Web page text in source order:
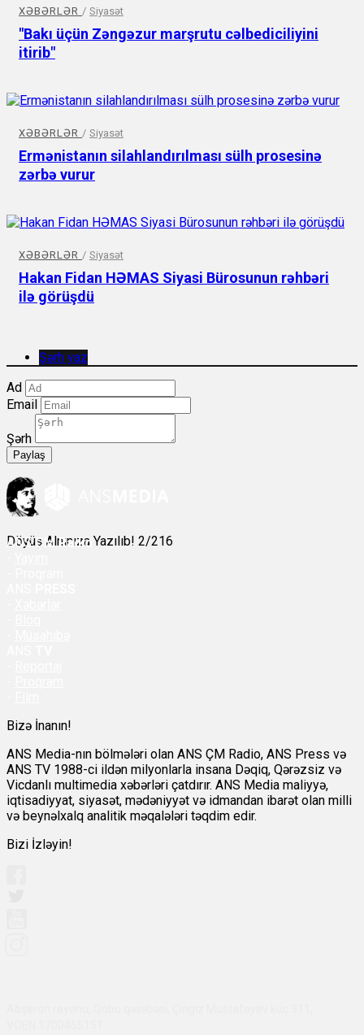
XƏBƏRLƏR / Siyasət
"Bakı üçün Zəngəzur marşrutu cəlbediciliyini
itirib"
XƏBƏRLƏR / Siyasət
Ermənistanın silahlandırılması sülh prosesinə
zərbə vurur
XƏBƏRLƏR / Siyasət
Hakan Fidan HƏMAS Siyasi Bürosunun rəhbəri
ilə görüşdü
Şərh yaz
Ad
Email
Şərh
Paylaş
Döyüş Alnınıza Yazılıb! 2/216
ANSÇM Radio
Bizə İnanın!
ANS Media-nın bölmələri olan ANS ÇM Radio, ANS Press və
ANS TV 1988-ci ildən milyonlarla insana Dəqiq, Qərəzsiz və
Vicdanlı multimedia xəbərləri çatdırır. ANS Media maliyyə,
iqtisadiyyat, siyasət, mədəniyyət və idmandan ibarət olan milli
və beynəlxalq analitik məqalələri təqdim edir.
Bizi İzləyin!